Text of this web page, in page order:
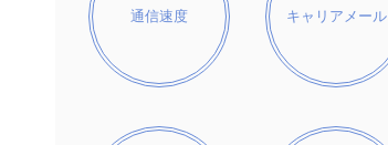
通信速度 キャリアメール